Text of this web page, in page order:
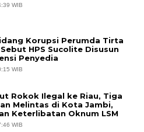
WIB
Korupsi Perumda Tirta
HPS Sucolite Disusun
Penyedia
WIB
Rokok Ilegal ke Riau, Tiga
Melintas di Kota Jambi,
Keterlibatan Oknum LSM
WIB